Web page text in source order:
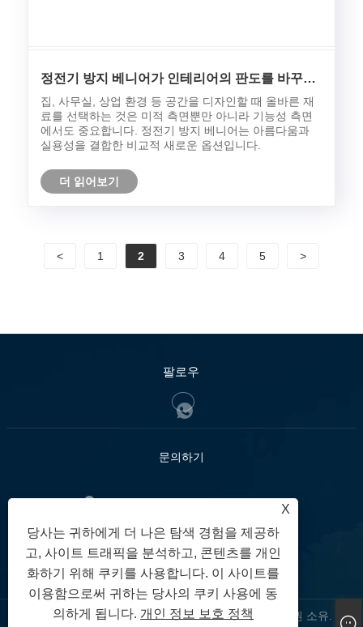
정전기 방지 베니어가 인테리어의 판도를 바꾸는
이유: 기능, 이점 및 응용
집, 사무실, 상업 환경 등 공간을 디자인할 때 올바른 재
료를 선택하는 것은 미적 측면뿐만 아니라 기능성 측면
에서도 중요합니다. 정전기 방지 베니어는 아름다움과
실용성을 결합한 비교적 새로운 옵션입니다.
더 읽어보기
< 1 2 3 4 5 >
팔로우
문의하기
전화: +86-18898711810
hh@huahongfloor.com
저작권 © 2024 광둥화홍 액세스 플로어 유한회사 판권 소유.
X
당사는 귀하에게 더 나은 탐색 경험을 제공하
고, 사이트 트래픽을 분석하고, 콘텐츠를 개인
화하기 위해 쿠키를 사용합니다. 이 사이트를
이용함으로써 귀하는 당사의 쿠키 사용에 동
의하게 됩니다. 개인 정보 보호 정책